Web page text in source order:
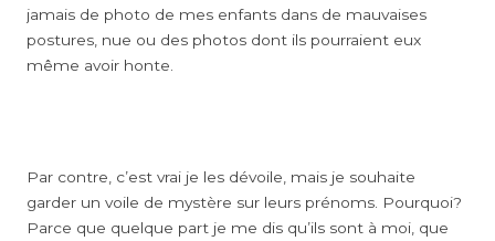
jamais de photo de mes enfants dans de mauvaises
postures, nue ou des photos dont ils pourraient eux
même avoir honte.
Par contre, c’est vrai je les dévoile, mais je souhaite
garder un voile de mystère sur leurs prénoms. Pourquoi?
Parce que quelque part je me dis qu’ils sont à moi, que